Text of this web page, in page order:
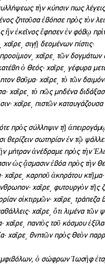
τὴν κύησιν πως
ζητοῦσα ἐβόησε πρὸς τὸν
ἣν ἐκεῖνος ἔφησεν ἐν φόβῳ
σιγῇ δεομένων πίστις·
χαῖρε͵ τῶν δογμάτων
ὁ Θεός· χαῖρε͵ γέφυρα
θαῦμα· χαῖρε͵ τὸ τῶν
χαῖρε͵ τὸ πῶς μηδένα
χαῖρε͵ πιστῶν καταυγάζουσα
πρὸς σύλληψιν τῇ
θερίζειν σωτηρίαν ἐν τῷ
ἀνέδραμε πρὸς τὴν
ὡς ᾄσμασιν ἐβόα πρὸς τὴν
χαῖρε͵ καρποῦ ἀκηράτου κτῆμα·
χαῖρε͵ φυτουργὸν
οἰκτιρμῶν· χαῖρε͵ τράπεζα
χαῖρε͵ ὅτι λιμένα τῶν
χαῖρε͵ παντὸς τοῦ κόσμου
χαῖρε͵ θνητῶν πρὸς Θεὸν
ὁ σώφρων Ἰωσὴφ